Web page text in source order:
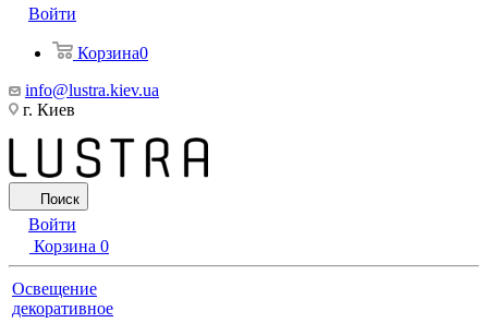
Войти
Корзина0
info@lustra.kiev.ua
г. Киев
Поиск
Войти
Корзина 0
Освещение
декоративное